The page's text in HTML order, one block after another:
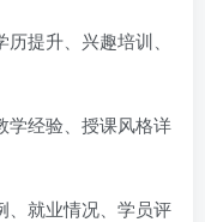
提升、兴趣培训、
学经验、授课风格详
、就业情况、学员评